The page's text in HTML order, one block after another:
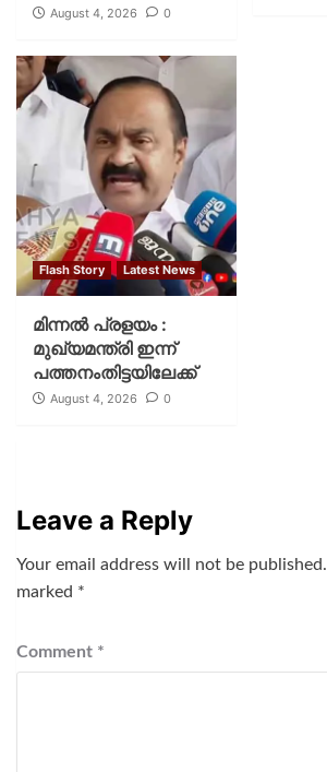
August 4, 2026 0
Flash Story Latest News
മിന്നല്‍ പ്രളയം :
മുഖ്യമന്ത്രി ഇന്ന്
പത്തനംതിട്ടയിലേക്ക്
August 4, 2026 0
Leave a Reply
Your email address will not be published.
marked *
Comment *